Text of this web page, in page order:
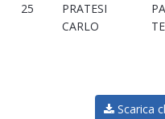
25
PRATESI
CARLO
Scarica